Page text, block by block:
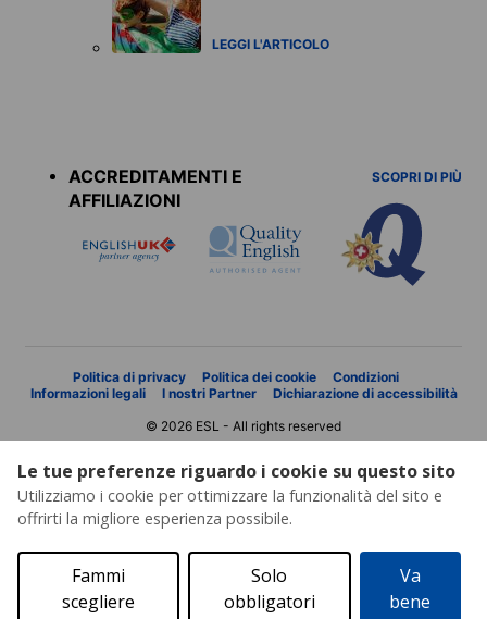
Le tue preferenze riguardo i cookie su questo sito
Utilizziamo i cookie per ottimizzare la funzionalità del sito e
offrirti la migliore esperienza possibile.
Va
bene
Solo
obbligatori
Fammi
scegliere
LEGGI L'ARTICOLO
ACCREDITAMENTI E
AFFILIAZIONI
SCOPRI DI PIÙ
Politica di privacy Politica dei cookie
Condizioni
Informazioni legali
I nostri Partner
Dichiarazione di accessibilità
© 2026 ESL - All rights reserved